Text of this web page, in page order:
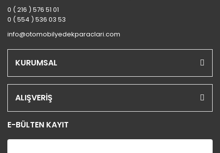
0 ( 216 ) 576 51 01
0 ( 554 ) 536 03 53
info@otomobilyedekparaclari.com
KURUMSAL
ALIŞVERİŞ
E-BÜLTEN KAYIT